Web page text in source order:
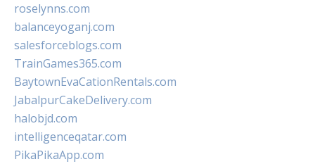
roselynns.com
balanceyoganj.com
salesforceblogs.com
TrainGames365.com
BaytownEvaCationRentals.com
JabalpurCakeDelivery.com
halobjd.com
intelligenceqatar.com
PikaPikaApp.com